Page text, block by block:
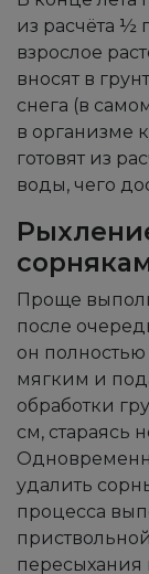
из расчёта ½
взрослое
вносят в
снега (в
в организме
готовят из
воды, чего
Проще
после
он полностью
мягким и
обработки
см, стараясь
удалить
процесса
пересыхания